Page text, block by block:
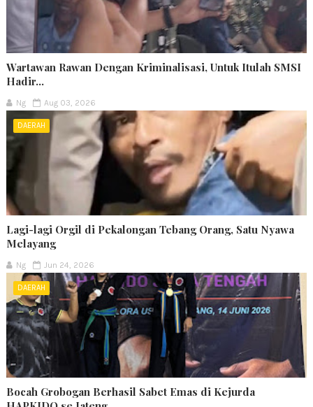
Wartawan Rawan Dengan Kriminalisasi, Untuk Itulah SMSI
Hadir...
Ng Aug 03, 2026
DAERAH
Lagi-lagi Orgil di Pekalongan Tebang Orang, Satu Nyawa
Melayang
Ng Jun 24, 2026
DAERAH
Bocah Grobogan Berhasil Sabet Emas di Kejurda